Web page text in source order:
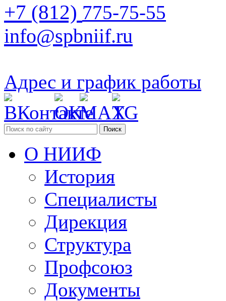
+7 (812) 775-75-55
info@spbniif.ru
Адрес и график работы
Поиск
О НИИФ
История
Специалисты
Дирекция
Структура
Профсоюз
Документы